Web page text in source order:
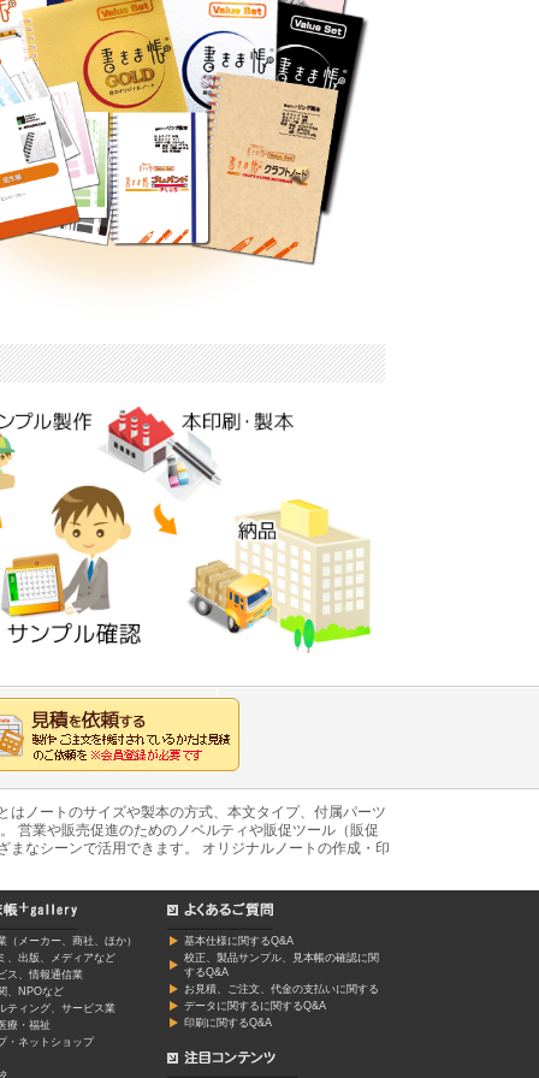
ノートのサイズや製本の方式、本文タイプ、付属パーツ
営業や販売促進のためのノベルティや販促ツール（販促
なシーンで活用できます。 オリジナルノートの作成・印
（メーカー、商社、ほか）
、出版、メディアなど
ス、情報通信業
、NPOなど
ティング、サービス業
療・福祉
・ネットショップ
基本仕様に関するQ&A
校正、製品サンプル、見本帳の確認に関
するQ&A
お見積、ご注文、代金の支払いに関する
データに関するに関するQ&A
印刷に関するQ&A